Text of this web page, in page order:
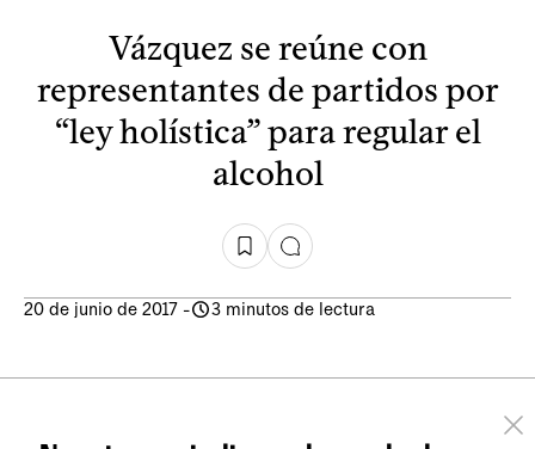
Vázquez se reúne con
representantes de partidos por
“ley holística” para regular el
alcohol
20 de junio de 2017 - 3 minutos de lectura